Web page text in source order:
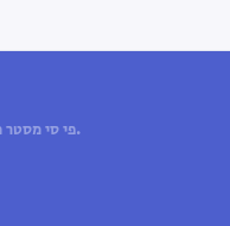
© 2025 פי סי מסטר מחשבים וסלולר. כל הזכויות שמורות.